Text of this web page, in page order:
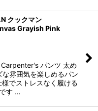
クックマン
Grayish Pink
パンツ 太め
雰囲気を楽しめるパン
でストレスなく履ける
す …